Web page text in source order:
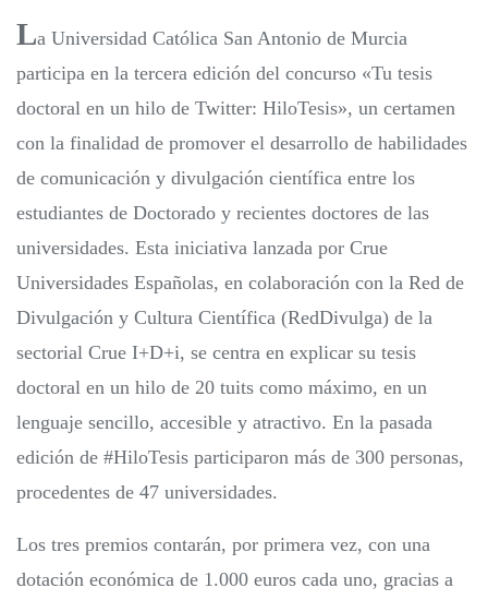
La Universidad Católica San Antonio de Murcia
participa en la tercera edición del concurso «Tu tesis
doctoral en un hilo de Twitter: HiloTesis», un certamen
con la finalidad de promover el desarrollo de habilidades
de comunicación y divulgación científica entre los
estudiantes de Doctorado y recientes doctores de las
universidades. Esta iniciativa lanzada por Crue
Universidades Españolas, en colaboración con la Red de
Divulgación y Cultura Científica (RedDivulga) de la
sectorial Crue I+D+i, se centra en explicar su tesis
doctoral en un hilo de 20 tuits como máximo, en un
lenguaje sencillo, accesible y atractivo. En la pasada
edición de #HiloTesis participaron más de 300 personas,
procedentes de 47 universidades.
Los tres premios contarán, por primera vez, con una
dotación económica de 1.000 euros cada uno, gracias a